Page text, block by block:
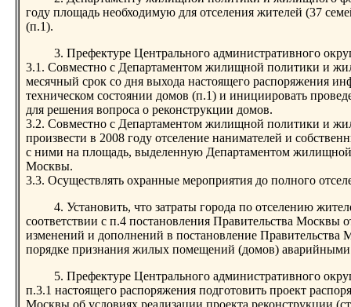
году площадь необходимую для отселения жителей (37
(п.1).
3. Префектуре Центрального административного
3.1. Совместно с Департаментом жилищной политики и
месячный срок со дня выхода настоящего распоряжения
техническом состоянии домов (п.1) и инициировать
для решения вопроса о реконструкции домов.
3.2. Совместно с Департаментом жилищной политики и
произвести в 2008 году отселение нанимателей и
с ними на площадь, выделенную Департаментом
Москвы.
3.3. Осуществлять охранные мероприятия до полного
4. Установить, что затраты города по отселению
соответствии с п.4 постановления Правительства Москвы
изменений и дополнений в постановление Правительства
порядке признания жилых помещений (домов)
5. Префектуре Центрального административного
п.3.1 настоящего распоряжения подготовить проект
Москвы об условиях реализации проекта реконструкции